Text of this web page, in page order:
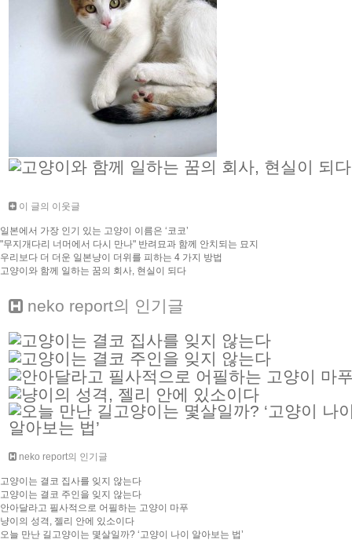
이 글의 이웃글
일본에서 가장 인기 있는 고양이 이름은 ‘코코’
"무지개다리 너머에서 다시 만나" 반려묘과 함께 안치되는 묘지
우리보다 더 더운 일본냥이 더위를 피하는 4 가지 방법
고양이와 함께 일하는 꿈의 회사, 현실이 되다
neko report의 인기글
neko report의 인기글
고양이는 결코 집사를 잊지 않는다
고양이는 결코 주인을 잊지 않는다
안아달라고 필사적으로 어필하는 고양이 마푸
냥이의 성격, 젤리 안에 있소이다
오늘 만난 길고양이는 몇살일까? ‘고양이 나이 알아보는 법’